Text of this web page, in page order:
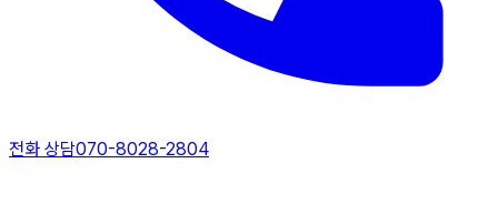
전화 상담070-8028-2804